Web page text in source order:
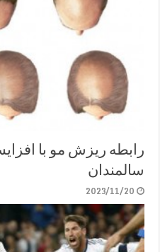
رابطه ریزش مو با
سالمندان
2023/11/20